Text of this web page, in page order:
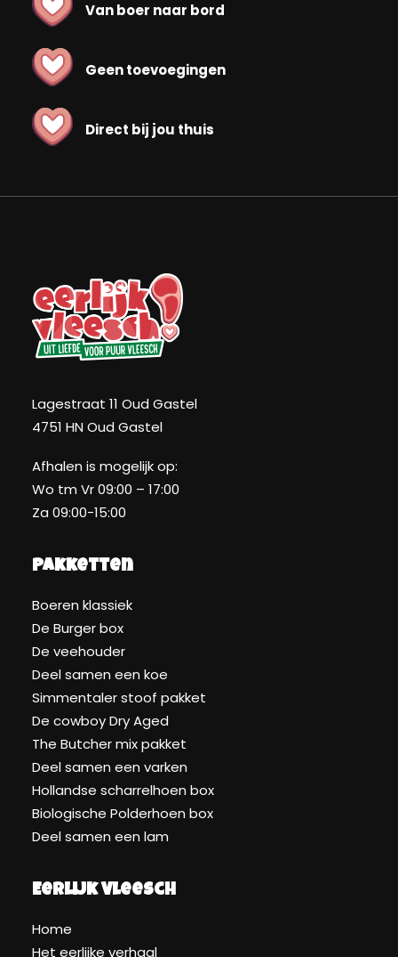
Van boer naar bord
Geen toevoegingen
Direct bij jou thuis
Lagestraat 11 Oud Gastel
4751 HN Oud Gastel
Afhalen is mogelijk op:
Wo tm Vr 09:00 – 17:00
Za 09:00-15:00
Pakketten
Boeren klassiek
De Burger box
De veehouder
Deel samen een koe
Simmentaler stoof pakket
De cowboy Dry Aged
The Butcher mix pakket
Deel samen een varken
Hollandse scharrelhoen box
Biologische Polderhoen box
Deel samen een lam
Eerlijk Vleesch
Home
Het eerlijke verhaal